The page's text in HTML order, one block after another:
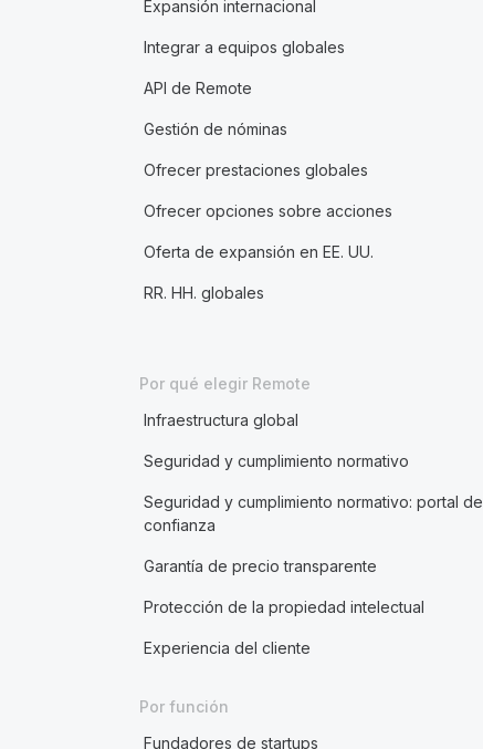
Expansión internacional
Integrar a equipos globales
API de Remote
Gestión de nóminas
Ofrecer prestaciones globales
Ofrecer opciones sobre acciones
Oferta de expansión en EE. UU.
RR. HH. globales
Por qué elegir Remote
Infraestructura global
Seguridad y cumplimiento normativo
Seguridad y cumplimiento normativo: portal de
confianza
Garantía de precio transparente
Protección de la propiedad intelectual
Experiencia del cliente
Por función
Fundadores de startups